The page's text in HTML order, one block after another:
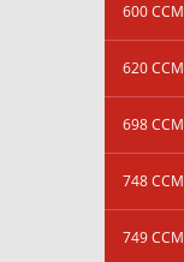
600 CCM
620 CCM
698 CCM
748 CCM
749 CCM